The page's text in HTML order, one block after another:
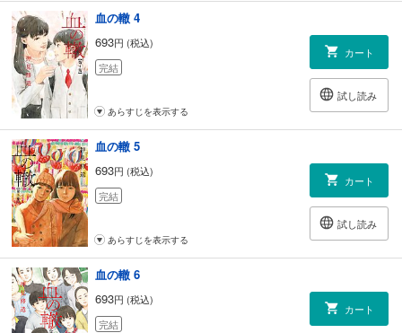
血の轍 4
693円 (税込)
完結
カート
試し読み
あらすじを表示する
血の轍 5
693円 (税込)
完結
カート
試し読み
あらすじを表示する
血の轍 6
693円 (税込)
完結
カート